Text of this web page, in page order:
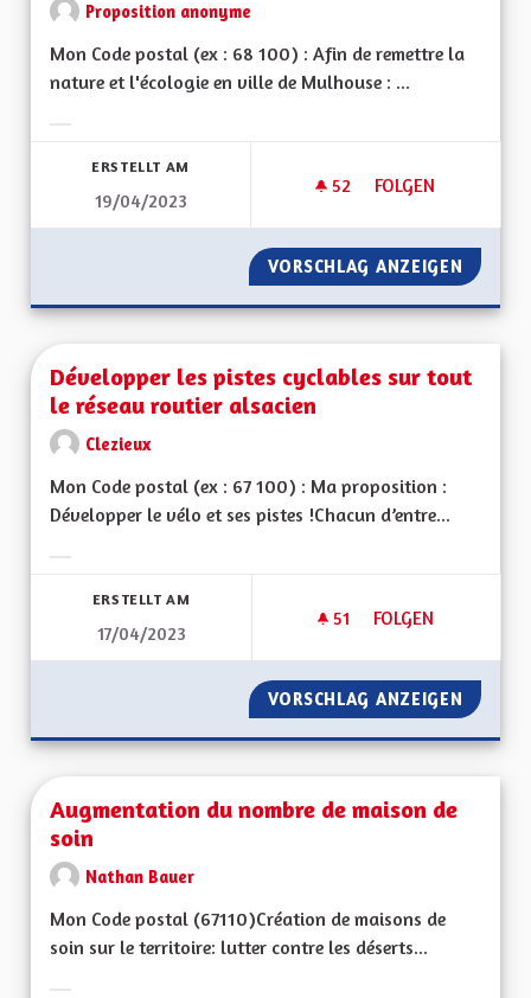
Proposition anonyme
Mon Code postal (ex : 68 100) : Afin de remettre la
nature et l'écologie en ville de Mulhouse : ...
ERSTELLT AM
19/04/2023
52 52 FOLLOWER
FOLGEN
LA NATURE EN
VORSCHLAG ANZEIGEN LA
Développer les pistes cyclables sur tout
le réseau routier alsacien
Clezieux
Mon Code postal (ex : 67 100) : Ma proposition :
Développer le vélo et ses pistes !Chacun d’entre...
ERSTELLT AM
17/04/2023
51 51 FOLLOWER
FOLGEN
DÉVELOPPER LES
VORSCHLAG ANZEIGEN
Augmentation du nombre de maison de
soin
Nathan Bauer
Mon Code postal (67110) Création de maisons de
soin sur le territoire: lutter contre les déserts...